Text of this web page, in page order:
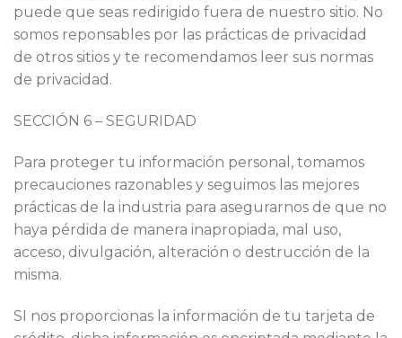
puede que seas redirigido fuera de nuestro sitio. No
somos reponsables por las prácticas de privacidad
de otros sitios y te recomendamos leer sus normas
de privacidad.
SECCIÓN 6 – SEGURIDAD
Para proteger tu información personal, tomamos
precauciones razonables y seguimos las mejores
prácticas de la industria para asegurarnos de que no
haya pérdida de manera inapropiada, mal uso,
acceso, divulgación, alteración o destrucción de la
misma.
SI nos proporcionas la información de tu tarjeta de